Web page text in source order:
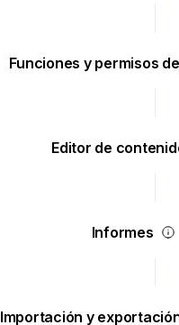
Funciones y permisos
Editor de
Informes
Importación y